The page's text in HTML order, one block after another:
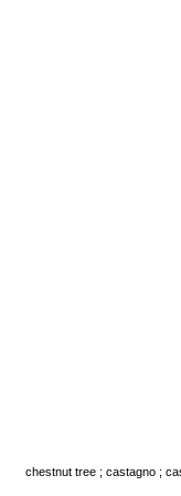
chestnut tree ; castagno ;